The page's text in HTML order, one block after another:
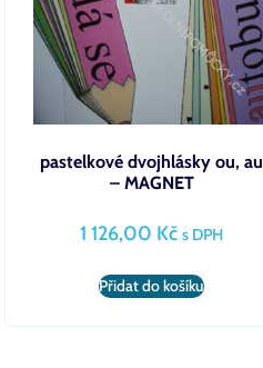
pastelkové dvojhlásky ou, au
– MAGNET
1 126,00 Kč s DPH
Přidat do košíku